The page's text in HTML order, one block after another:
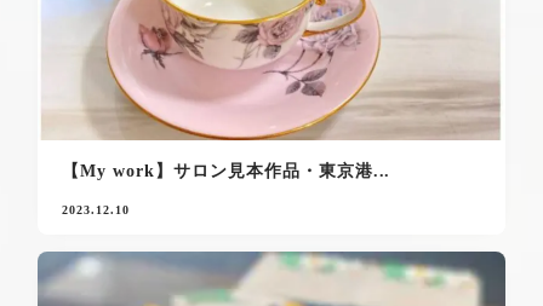
【My work】サロン見本作品・東京港...
2023.12.10